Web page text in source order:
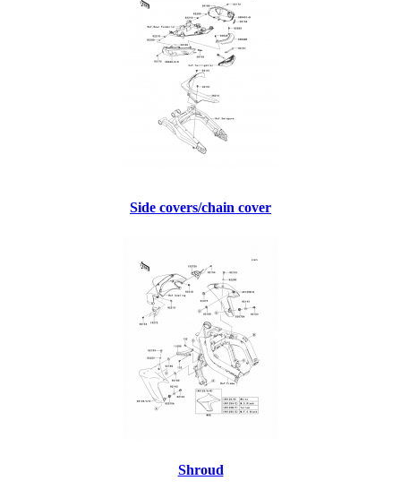
Side covers/chain cover
Shroud